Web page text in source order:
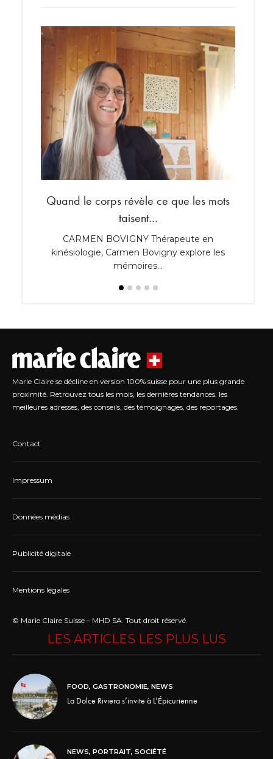
Quand le corps révèle ce que les mots
taisent…
CARMEN BOVIGNY Thérapeute en
kinésiologie, Carmen Bovigny explore les
mémoires…
Marie Claire se décline en version 100% suisse pour une plus grande
proximité. Retrouvez tous les mois, les dernières tendances, les
meilleures adresses, des conseils, des témoignages, des reportages.
Contact
Impressum
Données médias
Publicité digitale
Mentions légales
© Marie Claire Suisse – MHD SA. Tout droit réservé.
LES ARTICLES LES PLUS LUS
FOOD, GASTRONOMIE, NEWS
La Dolce Riviera s’invite à L’Épicurienne
NEWS, PORTRAIT, SOCIÉTÉ